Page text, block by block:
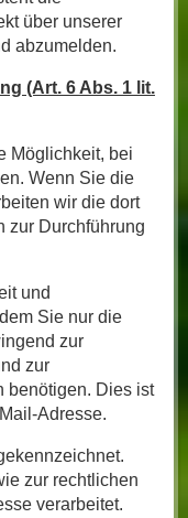
über unserer
abzumelden.
(Art. 6 Abs. 1 lit.
Möglichkeit, bei
Wenn Sie die
wir die dort
zur Durchführung
und
Sie nur die
zur
zur
benötigen. Dies ist
Adresse.
zur rechtlichen
verarbeitet.